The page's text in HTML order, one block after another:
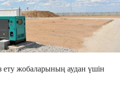
ету жобаларының аудан үшін